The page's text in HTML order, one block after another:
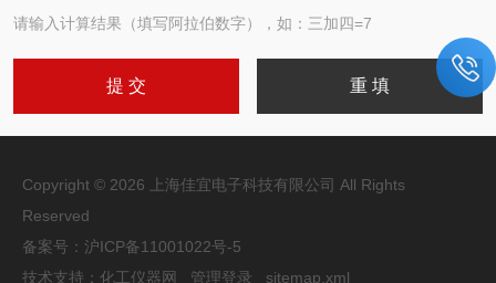
请输入计算结果（填写阿拉伯数字），如：三加四=7
Copyright © 2026 上海佳宜电子科技有限公司 All Rights
Reserved
备案号： 沪ICP备11001022号-5
技术支持： 化工仪器网 管理登录 sitemap.xml